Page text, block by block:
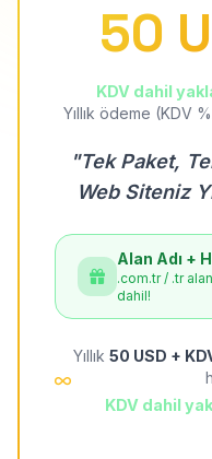
50
KDV dahil
Yıllık ödeme (KDV
"Tek Paket,
Web Siteniz
Alan Adı +
.com.tr / .tr
dahil!
Yıllık 50 USD +
KDV dahil